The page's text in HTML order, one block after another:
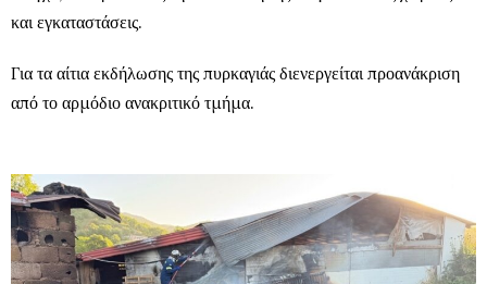
και εγκαταστάσεις.
Για τα αίτια εκδήλωσης της πυρκαγιάς διενεργείται προανάκριση
από το αρμόδιο ανακριτικό τμήμα.